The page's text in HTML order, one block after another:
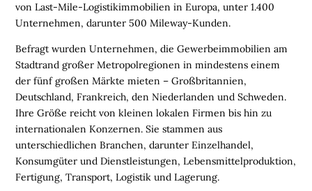
von Last-Mile-Logistikimmobilien in Europa, unter 1.400
Unternehmen, darunter 500 Mileway-Kunden.
Befragt wurden Unternehmen, die Gewerbeimmobilien am
Stadtrand großer Metropolregionen in mindestens einem
der fünf großen Märkte mieten – Großbritannien,
Deutschland, Frankreich, den Niederlanden und Schweden.
Ihre Größe reicht von kleinen lokalen Firmen bis hin zu
internationalen Konzernen. Sie stammen aus
unterschiedlichen Branchen, darunter Einzelhandel,
Konsumgüter und Dienstleistungen, Lebensmittelproduktion,
Fertigung, Transport, Logistik und Lagerung.